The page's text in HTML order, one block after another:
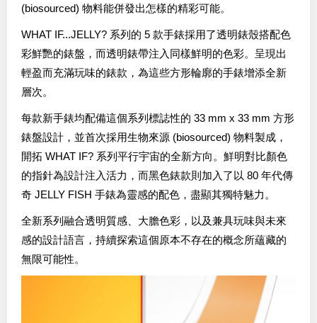
(biosourced) 物料能併發出怎樣的精彩可能。
WHAT IF...JELLY? 系列的 5 款手錶採用了透明錶殼搭配色
彩鮮艷的錶盤，而透明錶帶注入同樣鮮明的色彩。呈現出
輕盈而充滿玩味的錶款，為這些方形輪廓的手錶增添全新
層次。
每款新手錶均配備這個系列標誌性的 33 mm x 33 mm 方形
錶盤設計，並首次採用生物來源 (biosourced) 物料製成，
開拓 WHAT IF? 系列平行宇宙的全新方向。鮮明對比顏色
的指針為設計注入活力，而黑色錶款則加入了以 80 年代傳
奇 JELLY FISH 手錶為靈感的配色，盡顯其獨特魅力。
全新系列融合透明質感、大膽色彩，以及兼具玩味與未來
感的設計語言，持續探索這個原本不存在的概念所蘊藏的
無限可能性。